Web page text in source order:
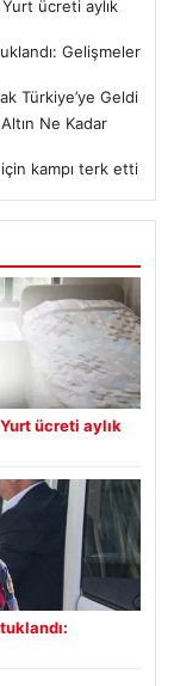
ücreti aylık
Gelişmeler
Türkiye’ye Geldi
Ne Kadar
kampı terk etti
ücreti aylık